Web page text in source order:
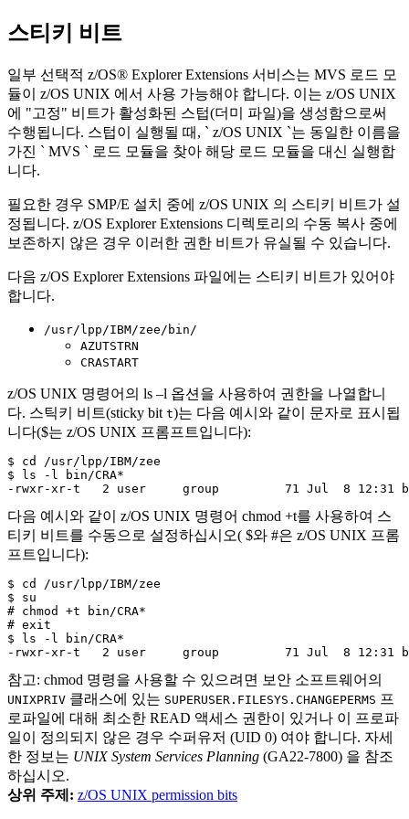
스티키 비트
일부 선택적 z/OS® Explorer Extensions 서비스는 MVS 로드 모
듈이 z/OS UNIX 에서 사용 가능해야 합니다. 이는 z/OS UNIX
에 "고정" 비트가 활성화된 스텁(더미 파일)을 생성함으로써
수행됩니다. 스텁이 실행될 때, ` z/OS UNIX `는 동일한 이름을
가진 ` MVS ` 로드 모듈을 찾아 해당 로드 모듈을 대신 실행합
니다.
필요한 경우 SMP/E 설치 중에 z/OS UNIX 의 스티키 비트가 설
정됩니다. z/OS Explorer Extensions 디렉토리의 수동 복사 중에
보존하지 않은 경우 이러한 권한 비트가 유실될 수 있습니다.
다음 z/OS Explorer Extensions 파일에는 스티키 비트가 있어야
합니다.
/usr/lpp/IBM/zee/bin/
AZUTSTRN
CRASTART
z/OS UNIX 명령어의 ls –l 옵션을 사용하여 권한을 나열합니
다. 스틱키 비트(sticky bit t)는 다음 예시와 같이 문자로 표시됩
니다($는 z/OS UNIX 프롬프트입니다):
$ cd /usr/lpp/IBM/zee
$ ls -l bin/CRA*
-rwxr-xr-t   2 user     group         71 Jul  8 12:31 bin/
다음 예시와 같이 z/OS UNIX 명령어 chmod +t를 사용하여 스
티키 비트를 수동으로 설정하십시오( $와 #은 z/OS UNIX 프롬
프트입니다):
$ cd /usr/lpp/IBM/zee
$ su
# chmod +t bin/CRA*
# exit
$ ls -l bin/CRA*
-rwxr-xr-t   2 user     group         71 Jul  8 12:31 bin/
참고: chmod 명령을 사용할 수 있으려면 보안 소프트웨어의
UNIXPRIV 클래스에 있는 SUPERUSER.FILESYS.CHANGEPERMS 프
로파일에 대해 최소한 READ 액세스 권한이 있거나 이 프로파
일이 정의되지 않은 경우 수퍼유저 (UID 0) 여야 합니다. 자세
한 정보는 UNIX System Services Planning (GA22-7800) 을 참조
하십시오.
상위 주제: z/OS UNIX permission bits